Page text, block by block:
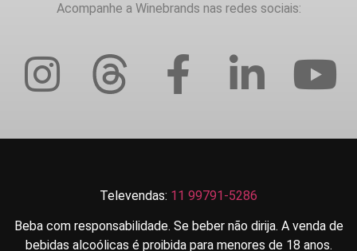
Acompanhe a Winebrands nas redes sociais:
Televendas: 11 99791-5286
Beba com responsabilidade. Se beber não dirija. A venda de
bebidas alcoólicas é proibida para menores de 18 anos.